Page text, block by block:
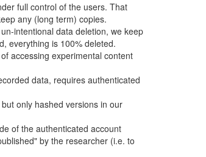
full control of the users. That
any (long term) copies.
intentional data deletion, we keep
everything is 100% deleted.
accessing experimental content
data, requires authenticated
only hashed versions in our
of the authenticated account
by the researcher (i.e. to